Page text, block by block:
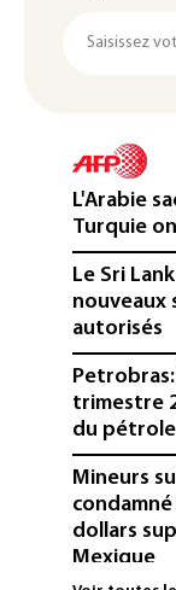
L'Arabie
Turquie
Le Sri
nouveaux
autorisés
trimestre
du pétrole
Mineurs
dollars
Mexique